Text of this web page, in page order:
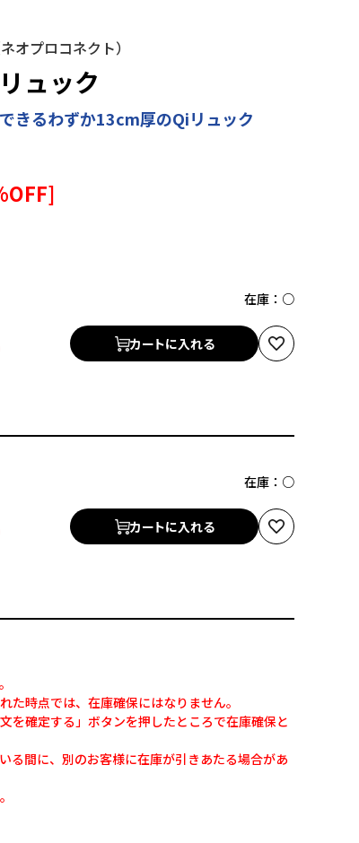
オプロコネクト）
ュック
きるわずか13cm厚のQiリュック
在庫： ○
カートに入れる
在庫： ○
カートに入れる
た時点では、在庫確保にはなりません。
を確定する」ボタンを押したところで在庫確保と
る間に、別のお客様に在庫が引きあたる場合があ